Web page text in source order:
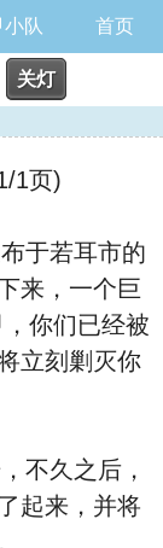
队 首页
关灯
1页)
于若耳市的
来，一个巨
你们已经被
立刻剿灭你
不久之后，
起来，并将